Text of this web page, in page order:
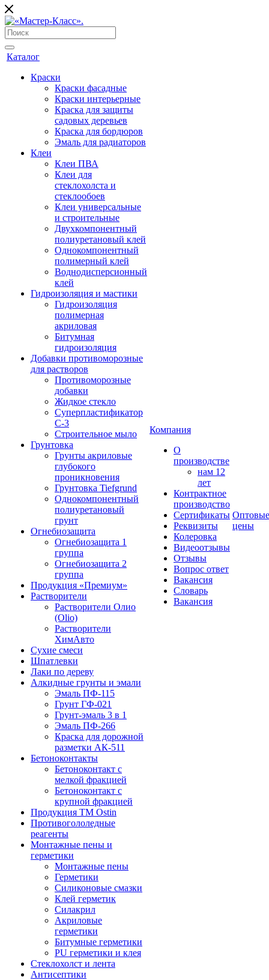
Каталог
Краски
Краски фасадные
Краски интерьерные
Краска для защиты
садовых деревьев
⁠Краска для бордюров
Эмаль для радиаторов
Клеи
Клеи ПВА
Клеи для
стеклохолста и
стеклообоев
Клеи универсальные
и строительные
Двухкомпонентный
полиуретановый клей
Однокомпонентный
полимерный клей
Воднодисперсионный
клей
Гидроизоляция и мастики
Гидроизоляция
полимерная
акриловая
Битумная
гидроизоляция
Добавки противоморозные
для растворов
Противоморозные
добавки
Жидкое стекло
Суперпластификатор
С-3
Строительное мыло
Грунтовка
Грунты акриловые
глубокого
проникновения
Грунтовка Tiefgrund
Однокомпонентный
полиуретановый
грунт
Огнебиозащита
Огнебиозащита 1
группа
Огнебиозащита 2
группа
Продукция «Премиум»
Растворители
Растворители Олио
(Olio)
Растворители
ХимАвто
Сухие смеси
Шпатлевки
Лаки по дереву
Алкидные грунты и эмали
Эмаль ПФ-115
Грунт ГФ-021
Грунт-эмаль 3 в 1
Эмаль ПФ-266
Краска для дорожной
разметки АК-511
Бетоноконтакты
Бетоноконтакт с
мелкой фракцией
Бетоноконтакт с
крупной фракцией
Продукция ТМ Ostin
Противогололедные
реагенты
Монтажные пены и
герметики
Монтажные пены
Герметики
Силиконовые смазки
Клей герметик
Силакрил
Акриловые
герметики
Битумные герметики
PU герметики и клея
Стеклохолст и лента
Антисептики
Компания
О
производстве
нам 12
лет
Контрактное
производство
Сертификаты
Реквизиты
Колеровка
Видеоотзывы
Отзывы
Вопрос ответ
Вакансия
Словарь
Вакансия
Оптовые
цены